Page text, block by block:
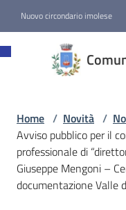
Nuovo circondario imolese
Amministrazione
Novità
Menu selezionato
Home / Novità /
Avviso pubblico per il
professionale di
Giuseppe Mengoni –
documentazione Valle